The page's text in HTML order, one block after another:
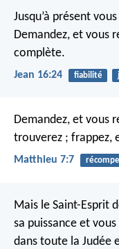
Jusqu’à présent
Demandez, et vous
complète.
Jean 16:24 fiabilité
Demandez, et vous
trouverez ; frappez,
Matthieu 7:7
Mais le Saint-Esprit
sa puissance et
dans toute la Judée